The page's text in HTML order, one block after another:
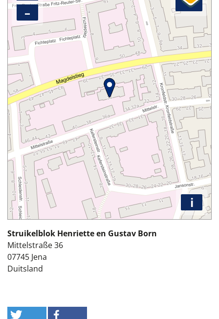
–
i
Struikelblok Henriette en Gustav Born
Mittelstraße 36
07745 Jena
Duitsland